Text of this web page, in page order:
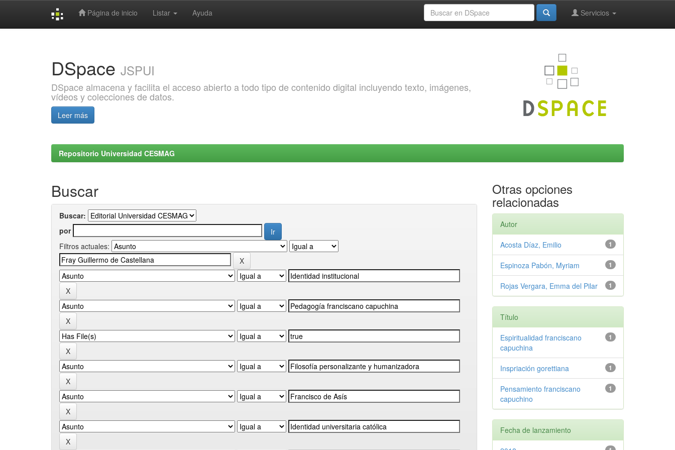
Página de inicio Listar Ayuda Servicios
DSpace JSPUI
DSpace almacena y facilita el acceso abierto a todo tipo de contenido digital incluyendo texto, imágenes,
vídeos y colecciones de datos.
Leer más
Repositorio Universidad CESMAG
Buscar
Buscar:
por
Filtros actuales:
Otras opciones
relacionadas
Autor
1
Acosta Díaz, Emilio
1
Espinoza Pabón, Myriam
1
Rojas Vergara, Emma del Pilar
Título
1
Espiritualidad franciscano
capuchina
1
Inspriación gorettiana
1
Pensamiento franciscano
capuchino
Fecha de lanzamiento